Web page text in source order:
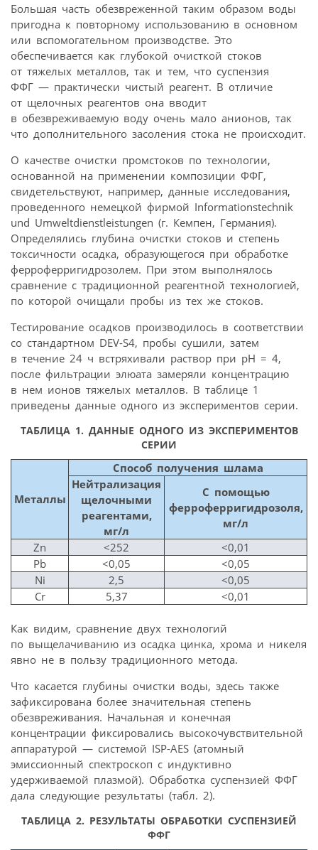
Большая часть обезвреженной таким образом воды
пригодна к повторному использованию в основном
или вспомогательном производстве. Это
обеспечивается как глубокой очисткой стоков
от тяжелых металлов, так и тем, что суспензия
ФФГ — практически чистый реагент. В отличие
от щелочных реагентов она вводит
в обезвреживаемую воду очень мало анионов, так
что дополнительного засоления стока не происходит.
О качестве очистки промстоков по технологии,
основанной на применении композиции ФФГ,
свидетельствуют, например, данные исследования,
проведенного немецкой фирмой Informationstechnik
und Umweltdienstleistungen (г. Кемпен, Германия).
Определялись глубина очистки стоков и степень
токсичности осадка, образующегося при обработке
ферроферригидрозолем. При этом выполнялось
сравнение с традиционной реагентной технологией,
по которой очищали пробы из тех же стоков.
Тестирование осадков производилось в соответствии
со стандартном DEV-S4, пробы сушили, затем
в течение 24 ч встряхивали раствор при pH = 4,
после фильтрации элюата замеряли концентрацию
в нем ионов тяжелых металлов. В таблице 1
приведены данные одного из экспериментов серии.
ТАБЛИЦА 1. ДАННЫЕ ОДНОГО ИЗ ЭКСПЕРИМЕНТОВ
СЕРИИ
Металлы
Способ получения шлама
Нейтрализация
щелочными
реагентами,
мг/л
С помощью
ферроферригидрозоля,
мг/л
Zn
<252
<0,01
Pb
<0,05
<0,05
Ni
2,5
<0,05
Cr
5,37 <0,01
Как видим, сравнение двух технологий
по выщелачиванию из осадка цинка, хрома и никеля
явно не в пользу традиционного метода.
Что касается глубины очистки воды, здесь также
зафиксирована более значительная степень
обезвреживания. Начальная и конечная
концентрации фиксировались высокочувствительной
аппаратурой — системой ISP-AES (атомный
эмиссионный спектроскоп с индуктивно
удерживаемой плазмой). Обработка суспензией ФФГ
дала следующие результаты (табл. 2).
ТАБЛИЦА 2. РЕЗУЛЬТАТЫ ОБРАБОТКИ СУСПЕНЗИЕЙ
ФФГ